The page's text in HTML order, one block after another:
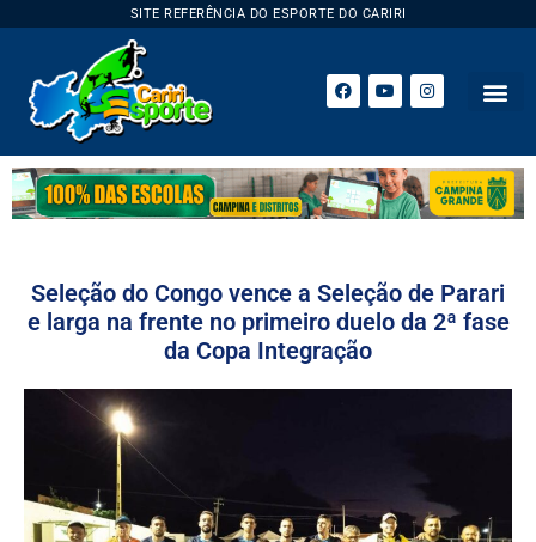
SITE REFERÊNCIA DO ESPORTE DO CARIRI
Seleção do Congo vence a Seleção de Parari
e larga na frente no primeiro duelo da 2ª fase
da Copa Integração